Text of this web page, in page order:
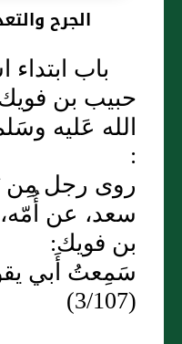
الجرح
باب ابتداء
حبيب بن
الله عَليه
:
روى رجل مِن
سعد، عن
بن فويك:
سَمِعتُ أَبي
(3/107)